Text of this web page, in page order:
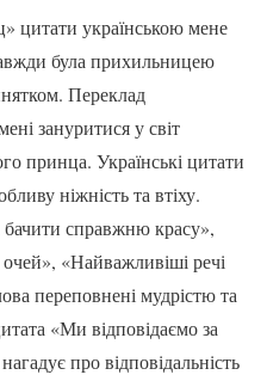
цитати українською мене
була прихильницею
Переклад
зануритися у світ
принца. Українські цитати
ніжність та втіху.
справжню красу»,
«Найважливіші речі
переповнені мудрістю та
«Ми відповідаємо за
про відповідальність